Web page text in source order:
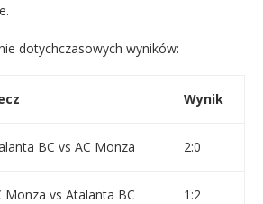
dotychczasowych wyników:
Wynik
BC vs AC Monza 2:0
Monza vs Atalanta BC 1:2